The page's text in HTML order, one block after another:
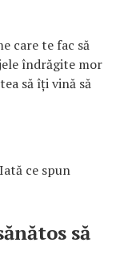
care te fac să
îndrăgite mor
să îți vină să
ce spun
să